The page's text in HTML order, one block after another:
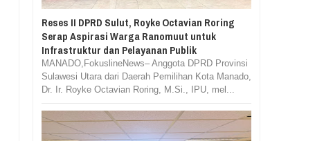
Reses II DPRD Sulut, Royke Octavian Roring
Serap Aspirasi Warga Ranomuut untuk
Infrastruktur dan Pelayanan Publik
MANADO,FokuslineNews– Anggota DPRD Provinsi
Sulawesi Utara dari Daerah Pemilihan Kota Manado,
Dr. Ir. Royke Octavian Roring, M.Si., IPU, mel...